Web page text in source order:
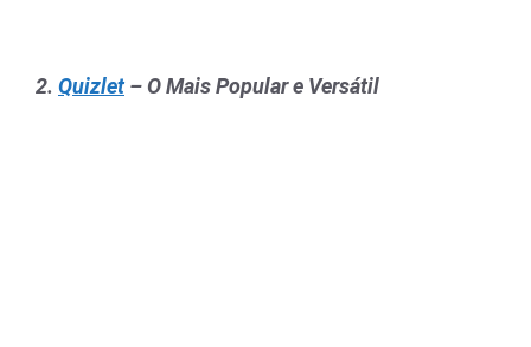
2. Quizlet– O Mais Popular e Versátil